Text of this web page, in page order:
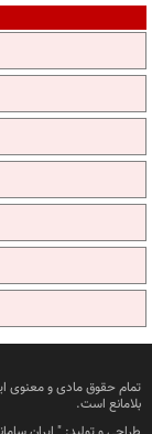
تمام حقوق مادی و معنوی
بلامانع است.